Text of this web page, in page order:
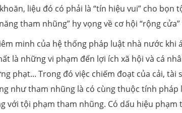
liệu đó có phải là “tín hiệu vui” cho bọn
tham nhũng” hy vọng về cơ hội “rộng
minh của hệ thống pháp luật nhà nước khi
là những vi phạm đến lợi ích xã hội và cá
phạt... Trong đó việc chiếm đoạt của cải, tài
như tham nhũng là có cùng thuộc tính pháp
với tội phạm tham nhũng. Có dấu hiệu